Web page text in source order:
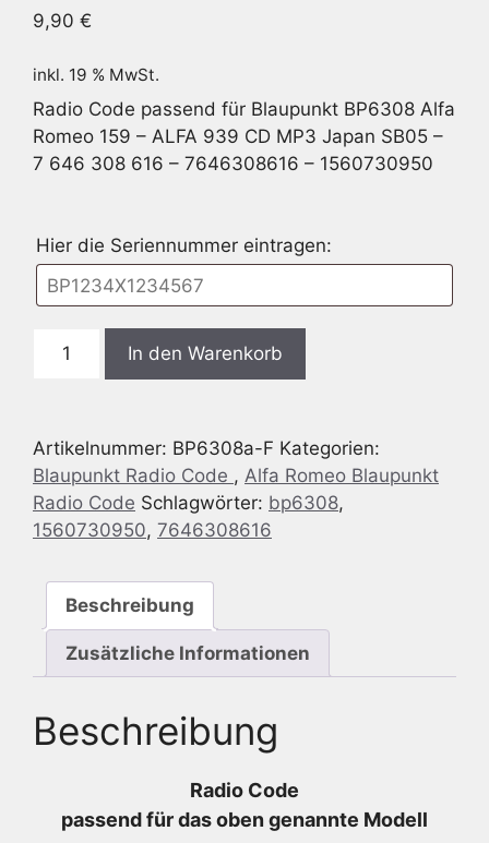
9,90 €
inkl. 19 % MwSt.
Radio Code passend für Blaupunkt BP6308 Alfa
Romeo 159 – ALFA 939 CD MP3 Japan SB05 –
7 646 308 616 – 7646308616 – 1560730950
Hier die Seriennummer eintragen:
Blaupunkt
159
-
ALFA
939
MP3
Japan
SB05
646
308
7646308616
In den Warenkorb
Artikelnummer: BP6308a-F Kategorien:
Blaupunkt Radio Code , Alfa Romeo Blaupunkt
Radio Code Schlagwörter: bp6308,
1560730950, 7646308616
Beschreibung
Zusätzliche Informationen
Beschreibung
Radio Code
passend für das oben genannte Modell